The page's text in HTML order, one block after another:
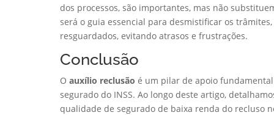
dos processos, são importantes, mas não
será o guia essencial para desmistificar os
resguardados, evitando atrasos e frustrações.
Conclusão
O auxílio reclusão é um pilar de apoio
segurado do INSS. Ao longo deste artigo,
qualidade de segurado de baixa renda do recluso